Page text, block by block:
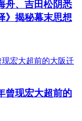
舟、吉田松阴悉
》揭秘幕末思想
曾现宏大超前的